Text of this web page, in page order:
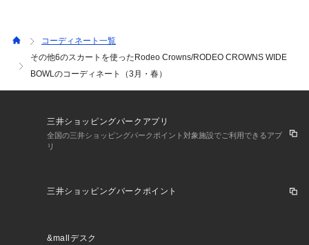
コーディネート一覧
その他6のスカートを使ったRodeo Crowns/RODEO CROWNS WIDE
BOWLのコーディネート（3月・春）
三井ショッピングパークアプリ
全国の三井ショッピングパークポイント対象施設でご利用できるアプ
リ
三井ショッピングパークポイント
&mallデスク